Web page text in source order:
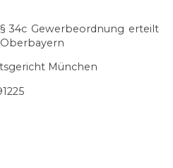
34c Gewerbeordnung erteilt
München